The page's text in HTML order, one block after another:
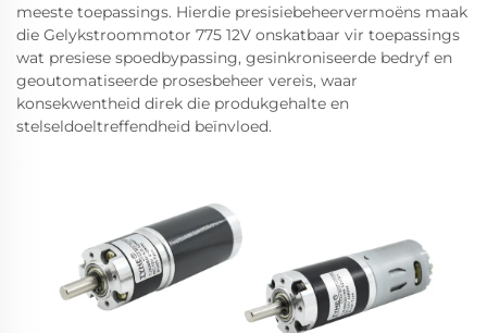
meeste toepassings. Hierdie presisiebeheervermoëns maak
die Gelykstroommotor 775 12V onskatbaar vir toepassings
wat presiese spoedbypassing, gesinkroniseerde bedryf en
geoutomatiseerde prosesbeheer vereis, waar
konsekwentheid direk die produkgehalte en
stelseldoeltreffendheid beïnvloed.